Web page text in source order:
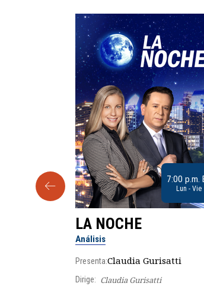
9:30 a.m. ET 7:00 p.m.
Lun - Vie
LA NOCHE
Análisis
Presenta:Claudia Gurisatti
Dirige: Claudia Gurisatti